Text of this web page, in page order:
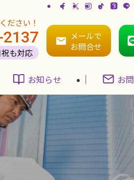
お知らせ お
ださい！
も対応
メールで
お問合せ